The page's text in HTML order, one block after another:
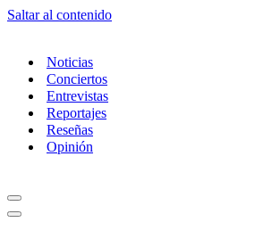
Saltar al contenido
Noticias
Conciertos
Entrevistas
Reportajes
Reseñas
Opinión
Menú
de
Menú